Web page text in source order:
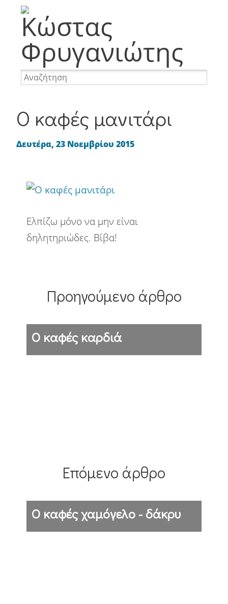
Memes Φωτογραφία
Προσωπικά Internet Nevma
Websites WordPress
Αναμνήσεις
Απόψεις
Αστεία
Διακοπές Διασκέδαση
Mobile Καφές Κοινωνία
Περιβάλλον Πινακίδες
Τεχνολογία
Υπολογιστές Φανάρια
Ο καφές μανιτάρι
Δευτέρα, 23 Νοεμβρίου 2015
Ελπίζω μόνο να μην είναι
δηλητηριώδες. Βίβα!
Προηγούμενο άρθρο
Ο καφές καρδιά
Επόμενο άρθρο
Ο καφές χαμόγελο - δάκρυ